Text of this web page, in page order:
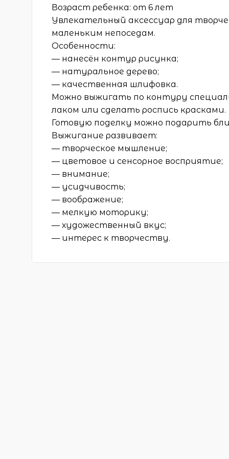
Возраст ребенка: от 6 лет
Увлекательный аксессуар для
маленьким непоседам.
Особенности:
— нанесён контур рисунка;
— натуральное дерево;
— качественная шлифовка.
Можно выжигать по контуру
лаком или сделать роспись красками.
Готовую поделку можно подарить
Выжигание развивает:
— творческое мышление;
— цветовое и сенсорное восприятие;
— внимание;
— усидчивость;
— воображение;
— мелкую моторику;
— художественный вкус;
— интерес к творчеству.